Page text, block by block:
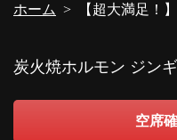
ホーム 【超大満足！
炭火焼ホルモン ジン
空席